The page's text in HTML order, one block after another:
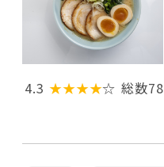
4.3 ★★★★☆ 総数78